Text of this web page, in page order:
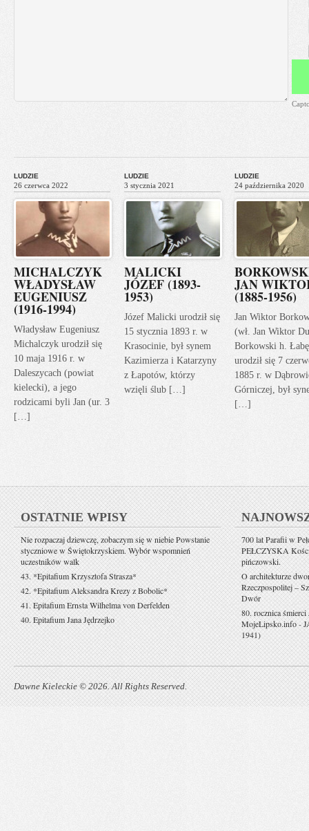
LUDZIE
26 czerwca 2022
MICHALCZYK
WŁADYSŁAW
EUGENIUSZ
(1916-1994)
Władysław Eugeniusz
Michalczyk urodził się
10 maja 1916 r. w
Daleszycach (powiat
kielecki), a jego
rodzicami byli Jan (ur. 3
[…]
LUDZIE
3 stycznia 2021
MALICKI
JÓZEF (1893-
1953)
Józef Malicki urodził się
15 stycznia 1893 r. w
Krasocinie, był synem
Kazimierza i Katarzyny
z Łapotów, którzy
wzięli ślub […]
LUDZIE
24 października 2020
JAN
(1885-1956)
Jan Wiktor
(wł. Jan Wiktor
Borkowski h.
urodził się 7
1885 r. w
Górniczej, był
[…]
OSTATNIE WPISY
Nie rozpaczaj dziewczę, zobaczym się w niebie Powstanie
styczniowe w Świętokrzyskiem. Wybór wspomnień
uczestników walk
43. *Epitafium Krzysztofa Strasza*
42. *Epitafium Aleksandra Krezy z Bobolic*
41. Epitafium Ernsta Wilhelma von Derfelden
40. Epitafium Jana Jędrzejko
700 lat Parafii w
PEŁCZYSKA
pińczowski.
O architekturze
Rzeczpospolitej –
Dwór
80. rocznica
MojeLipsko.info-
1941)
Dawne Kieleckie © 2026. All Rights Reserved.